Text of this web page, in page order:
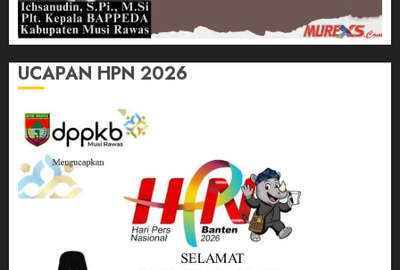
UCAPAN HPN 2026